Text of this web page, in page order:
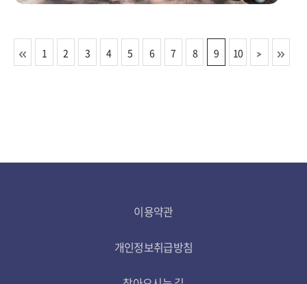
1 2 3 4 5 6 7 8 9 10
이용약관
개인정보취급방침